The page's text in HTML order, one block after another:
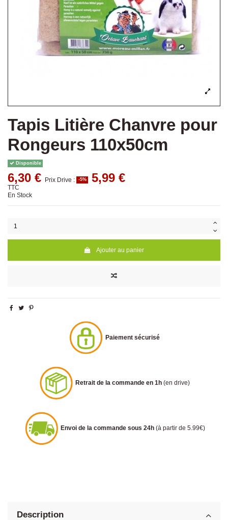
Tapis Litière Chanvre pour
Rongeurs 110x50cm
Disponible
6,30 € Prix Drive : -5% 5,99 €
TTC
En Stock
Ajouter au panier
Paiement sécurisé
Retrait de la commande en 1h (en drive)
Envoi de la commande sous 24h (à partir de 5.99€)
Description